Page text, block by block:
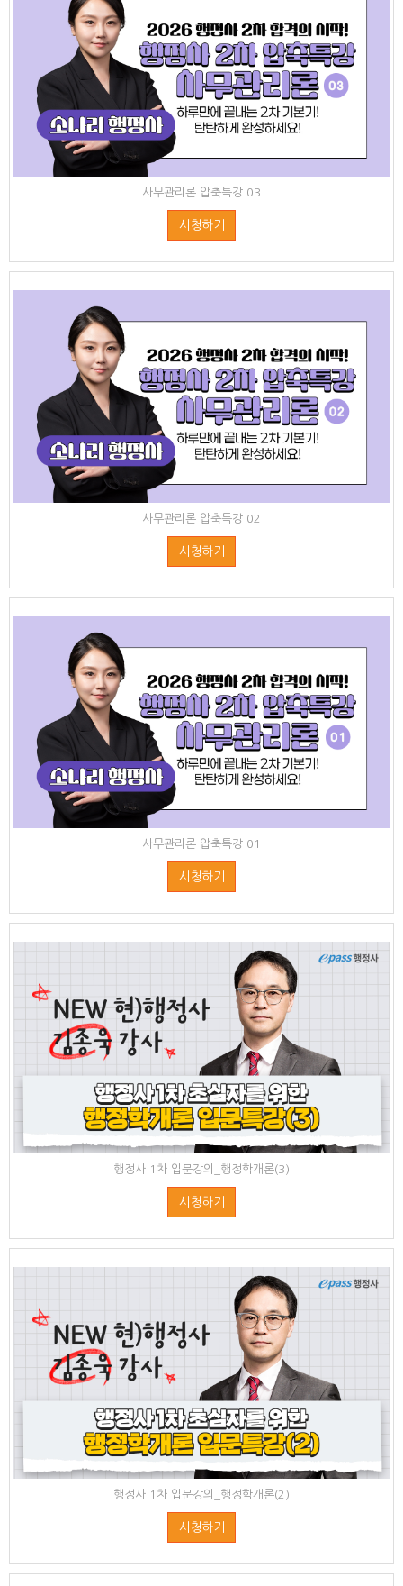
사무관리론 압축특강 03
시청하기
사무관리론 압축특강 02
시청하기
사무관리론 압축특강 01
시청하기
행정사 1차 입문강의_행정학개론(3)
시청하기
행정사 1차 입문강의_행정학개론(2)
시청하기